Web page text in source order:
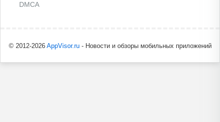
DMCA
© 2012-2026 AppVisor.ru- Новости и обзоры мобильных приложений